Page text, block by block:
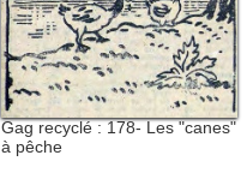
Gag recyclé : 178- Les "canes"
à pêche